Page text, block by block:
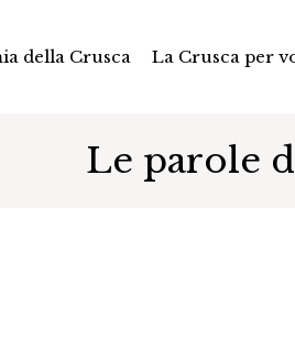
della Crusca La Crusca per
Le parole